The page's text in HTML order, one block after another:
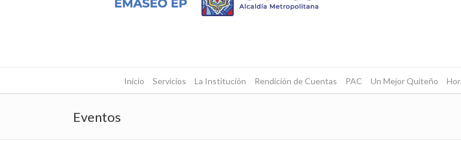
Inicio Servicios La Institución Rendición de Cuentas PAC Un Mejor Quiteño
Eventos